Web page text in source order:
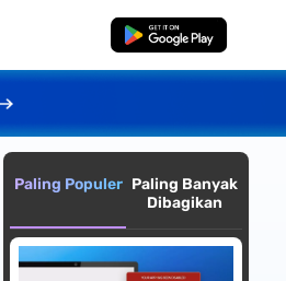
Unduh Gratis
Paling Populer Paling Banyak
Dibagikan